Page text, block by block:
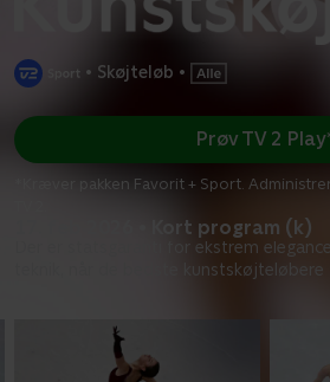
• Skøjteløb •
17. feb 2026 • Kort program (k)
Der er statsgaranti for ekstrem
teknik, når de bedste kunstskøjteløbere
Prøv TV 2
*Kræver pakken Favorit + Sport.